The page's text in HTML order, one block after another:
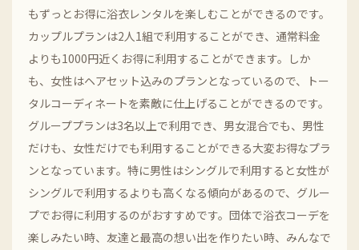
もずっとお得に浴衣レンタルを楽しむことができるのです。
カップルプランは2人1組で利用することができ、通常料金
よりも1000円近くお得に利用することができます。しか
も、女性はヘアセット込みのプランとなっているので、トー
タルコーディネートを素敵に仕上げることができるのです。
グループプランは3名以上で利用でき、男女混合でも、男性
だけも、女性だけでも利用することができる大変お得なプラ
ンとなっています。特に男性はシングルで利用すると女性が
シングルで利用するよりも高くなる傾向があるので、グルー
プでお得に利用するのがおすすめです。団体で浴衣コーデを
楽しみたい時、友達と最高の想い出を作りたい時、みんなで